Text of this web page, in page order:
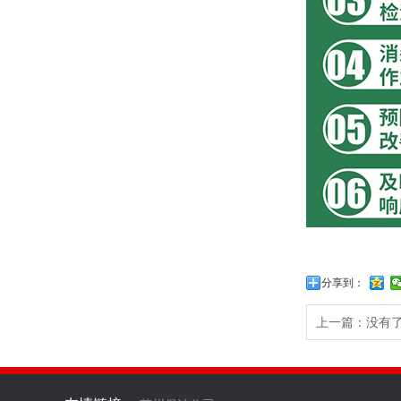
分享到：
上一篇：没有